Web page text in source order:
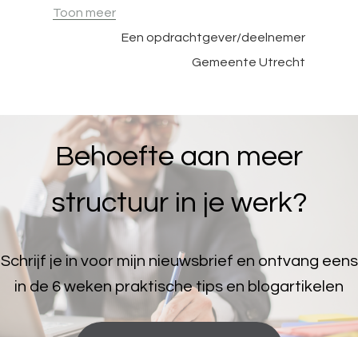
Toon meer“Professional”
Een opdrachtgever/deelnemer
Gemeente Utrecht
Behoefte aan meer
structuur in je werk?
Schrijf je in voor mijn nieuwsbrief en ontvang eens
in de 6 weken praktische tips en blogartikelen